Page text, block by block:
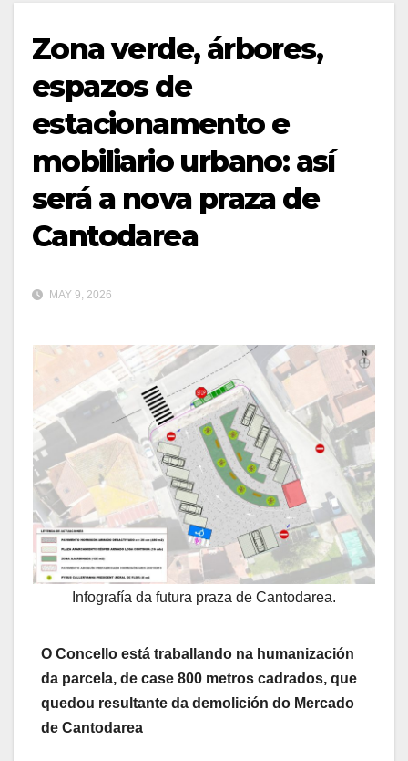
Zona verde, árbores,
espazos de
estacionamento e
mobiliario urbano: así
será a nova praza de
Cantodarea
MAY 9, 2026
Infografía da futura praza de Cantodarea.
O Concello está traballando na humanización
da parcela, de case 800 metros cadrados, que
quedou resultante da demolición do Mercado
de Cantodarea